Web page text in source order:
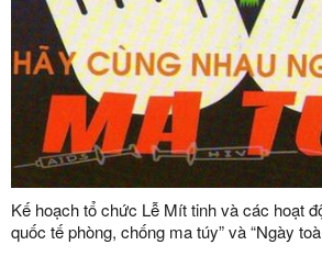
Kế hoạch tổ chức Lễ Mít tinh và các hoạt
quốc tế phòng, chống ma túy” và “Ngày